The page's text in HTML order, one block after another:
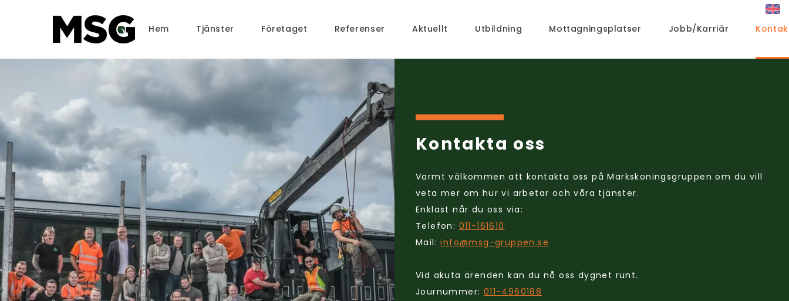
Hem Tjänster Företaget Referenser Aktuellt Utbildning Mottagningsplatser Jobb/Karriär
Kontakta oss
Varmt välkommen att kontakta oss på Markskoningsgruppen om du vill
veta mer om hur vi arbetar och våra tjänster.
Enklast når du oss via:
Telefon: 011-161610
Mail:info@msg-gruppen.se
Vid akuta ärenden kan du nå oss dygnet runt.
Journummer: 011-4960188